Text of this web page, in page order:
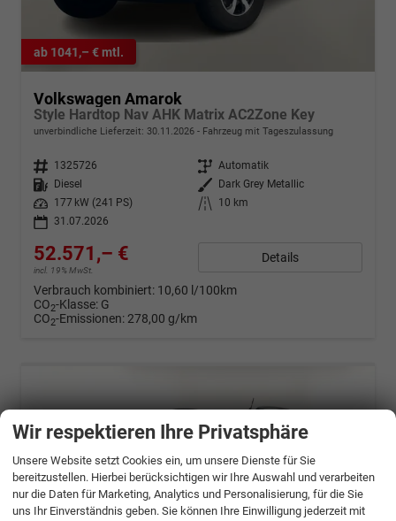
ab 1041,– € mtl.
Volkswagen Amarok
Style Hardtop Nav AHK Matrix AC2Zone Key
unverbindliche Lieferzeit: 30.11.2026 Fahrzeug mit Tageszulassung
Fahrzeugnr. 1325726 Getriebe Automatik
Kraftstoff
Diesel Außenfarbe
Dark Grey Metallic
Leistung
177 kW (241 PS) Kilometerstand
10 km
31.07.2026
52.571,– €
incl. 19% MwSt.
Details
Verbrauch kombiniert: 10,60 l/100km
CO2-Klasse: G
CO2-Emissionen: 278,00 g/km
Wir respektieren Ihre Privatsphäre
Unsere Website setzt Cookies ein, um unsere Dienste für Sie
bereitzustellen. Hierbei berücksichtigen wir Ihre Auswahl und verarbeiten
nur die Daten für Marketing, Analytics und Personalisierung, für die Sie
uns Ihr Einverständnis geben. Sie können Ihre Einwilligung jederzeit mit